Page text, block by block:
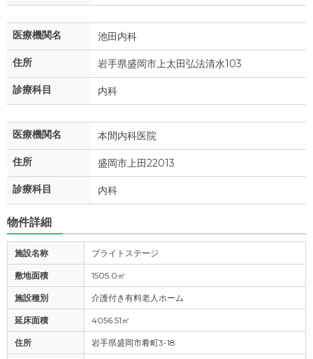
医療機関名 池田内科
住所 岩手県盛岡市上太田弘法清水103
診療科目 内科
医療機関名 本間内科医院
住所 盛岡市上田22013
診療科目 内科
物件詳細
施設名称 ブライトステージ
敷地面積 1505.0㎡
施設種別 介護付き有料老人ホーム
延床面積 4056.51㎡
住所 岩手県盛岡市肴町3-18